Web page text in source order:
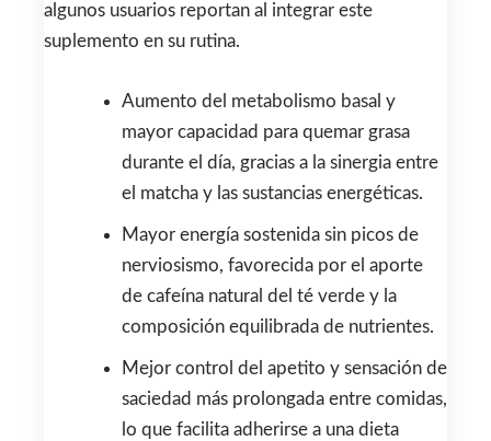
algunos usuarios reportan al integrar este
suplemento en su rutina.
Aumento del metabolismo basal y
mayor capacidad para quemar grasa
durante el día, gracias a la sinergia entre
el matcha y las sustancias energéticas.
Mayor energía sostenida sin picos de
nerviosismo, favorecida por el aporte
de cafeína natural del té verde y la
composición equilibrada de nutrientes.
Mejor control del apetito y sensación de
saciedad más prolongada entre comidas,
lo que facilita adherirse a una dieta